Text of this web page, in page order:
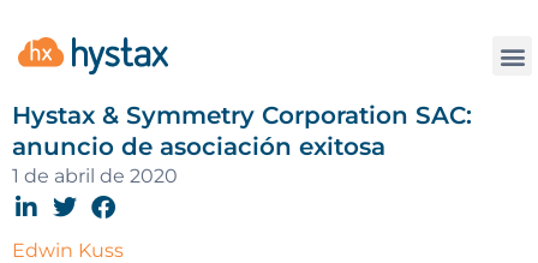
Hystax & Symmetry Corporation SAC:
anuncio de asociación exitosa
1 de abril de 2020
Edwin Kuss